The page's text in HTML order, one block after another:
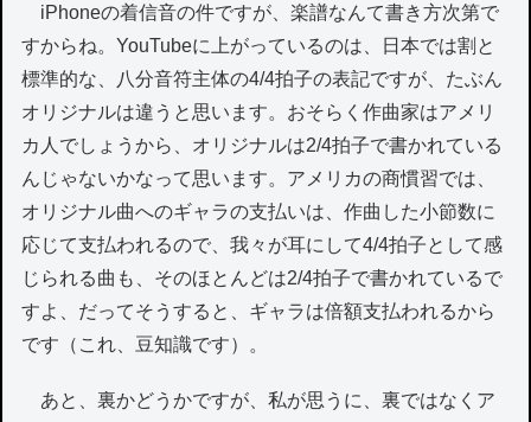
iPhoneの着信音の件ですが、楽譜なんて書き方次第で
すからね。YouTubeに上がっているのは、日本では割と
標準的な、八分音符主体の4/4拍子の表記ですが、たぶん
オリジナルは違うと思います。おそらく作曲家はアメリ
カ人でしょうから、オリジナルは2/4拍子で書かれている
んじゃないかなって思います。アメリカの商慣習では、
オリジナル曲へのギャラの支払いは、作曲した小節数に
応じて支払われるので、我々が耳にして4/4拍子として感
じられる曲も、そのほとんどは2/4拍子で書かれているで
すよ、だってそうすると、ギャラは倍額支払われるから
です（これ、豆知識です）。
あと、裏かどうかですが、私が思うに、裏ではなくア